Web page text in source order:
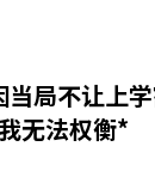
局不让上学
无法权衡*